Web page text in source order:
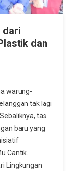
dari
dan
warung-
tak lagi
tas
baru yang
Cantik.
Lingkungan